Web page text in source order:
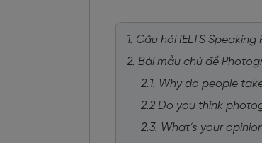
1. Câu hỏi IELTS
2. Bài mẫu chủ đề
2.1. Why do people
2.2 Do you think
2.3. What’s your